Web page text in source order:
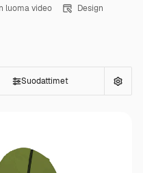
luoma video Design
Suodattimet